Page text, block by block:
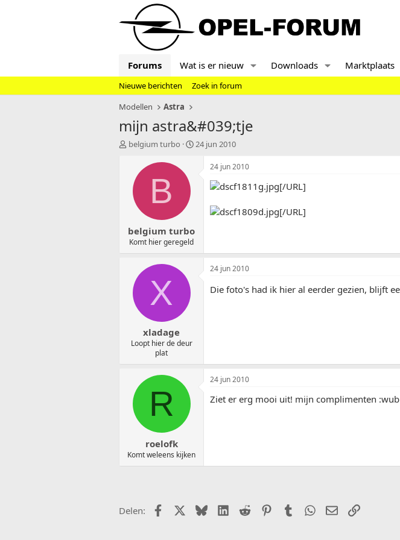
Forums Wat is er nieuw Downloads Marktplaats
Nieuwe berichten
Zoek in forum
Modellen
Astra
mijn astra&#039;tje
T
r
t
e
belgium turbo
S
24 jun 2010
B
belgium turbo
Komt hier geregeld
24 jun 2010
[/URL]
[/URL]
X
xladage
Loopt hier de deur
plat
24 jun 2010
Die foto's had ik hier al eerder gezien, blijft
R
roelofk
Komt weleens kijken
24 jun 2010
Ziet er erg mooi uit! mijn complimenten :wub
Delen: FacebookX (Twitter)
BlueskyLinkedIn
Reddit PinterestTumblr WhatsApp
E-mailLink